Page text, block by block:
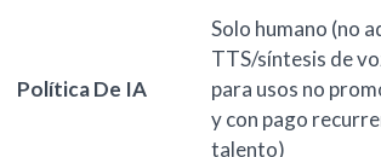
Política De IA
Solo humano (no
TTS/síntesis de
para usos no
y con pago
talento)